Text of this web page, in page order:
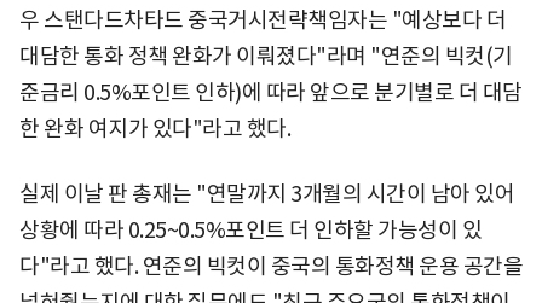
우 스탠다드차타드 중국거시전략책임자는 "예상보다 더
대담한 통화 정책 완화가 이뤄졌다"라며 "연준의 빅컷(기
준금리 0.5%포인트 인하)에 따라 앞으로 분기별로 더 대담
한 완화 여지가 있다"라고 했다.
실제 이날 판 총재는 "연말까지 3개월의 시간이 남아 있어
상황에 따라 0.25~0.5%포인트 더 인하할 가능성이 있
다"라고 했다. 연준의 빅컷이 중국의 통화정책 운용 공간을